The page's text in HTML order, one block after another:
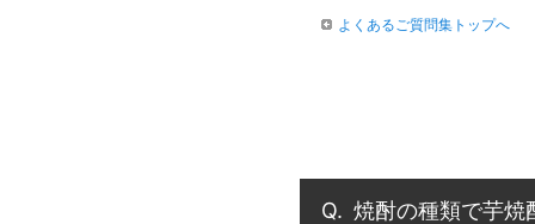
よくあるご質問集トップへ
Q. 焼酎の種類で芋焼